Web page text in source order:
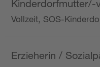
Kinderdorfmutter/-
Vollzeit, SOS-
Erzieherin /